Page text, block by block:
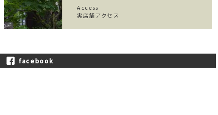
Access
実店舗アクセス
facebook